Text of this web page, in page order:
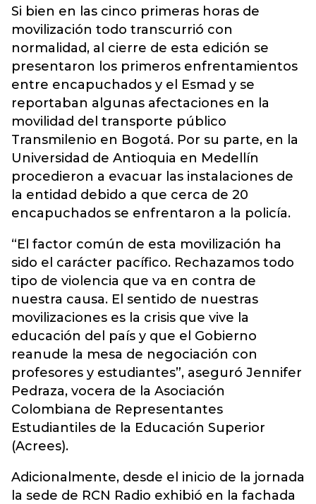
Si bien en las cinco primeras horas de
movilización todo transcurrió con
normalidad, al cierre de esta edición se
presentaron los primeros enfrentamientos
entre encapuchados y el Esmad y se
reportaban algunas afectaciones en la
movilidad del transporte público
Transmilenio en Bogotá. Por su parte, en la
Universidad de Antioquia en Medellín
procedieron a evacuar las instalaciones de
la entidad debido a que cerca de 20
encapuchados se enfrentaron a la policía.
“El factor común de esta movilización ha
sido el carácter pacífico. Rechazamos todo
tipo de violencia que va en contra de
nuestra causa. El sentido de nuestras
movilizaciones es la crisis que vive la
educación del país y que el Gobierno
reanude la mesa de negociación con
profesores y estudiantes”, aseguró Jennifer
Pedraza, vocera de la Asociación
Colombiana de Representantes
Estudiantiles de la Educación Superior
(Acrees).
Adicionalmente, desde el inicio de la jornada
la sede de RCN Radio exhibió en la fachada